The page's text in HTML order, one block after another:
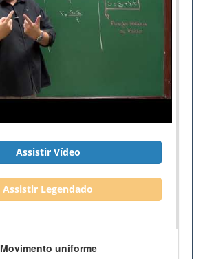
Assistir Vídeo
Assistir Legendado
Movimento uniforme